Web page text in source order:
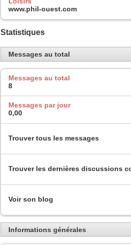
www.phil-ouest.com
Statistiques
Messages au total
Messages au total
8
Messages par jour
0,00
Trouver tous les messages
Trouver les dernières discussions
Voir son blog
Informations générales